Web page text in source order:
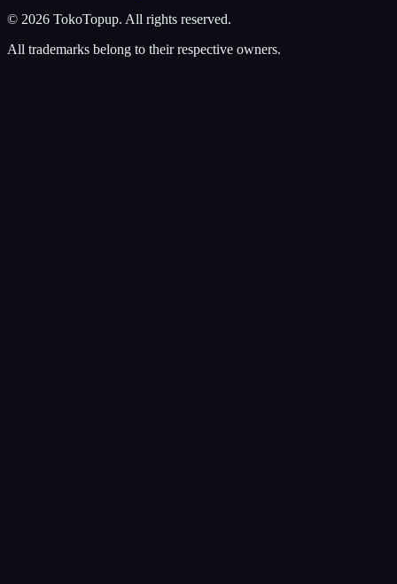
© 2026 TokoTopup. All rights reserved.
All trademarks belong to their respective owners.